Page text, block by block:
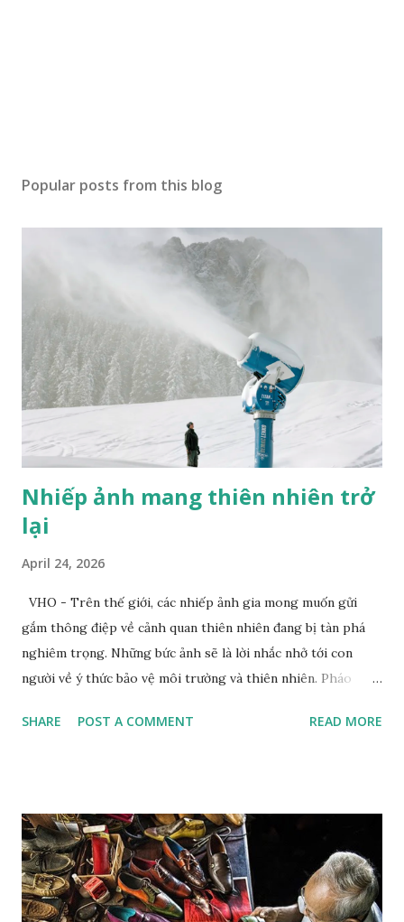
Popular posts from this blog
Nhiếp ảnh mang thiên nhiên trở
lại
April 24, 2026
VHO - Trên thế giới, các nhiếp ảnh gia mong muốn gửi
gắm thông điệp về cảnh quan thiên nhiên đang bị tàn phá
nghiêm trọng. Những bức ảnh sẽ là lời nhắc nhở tới con
người về ý thức bảo vệ môi trường và thiên nhiên. Pháo
Dolomites. Ảnh: Zed Nelson/Institute Khi nhiếp ảnh gia
pastel. Nhiếp ảnh gia đến từ London này không nói "hoàn
hảo" theo nghĩa "được vẽ một cách điêu luyện"; mà là ẩn dụ
hoàn hảo cho mối quan hệ lý tưởng giữa con người và thiên
nhiên. Bức tranh gợi nhớ đến một tác phẩm nghệ thuật
SHARE POST A COMMENT READ MORE